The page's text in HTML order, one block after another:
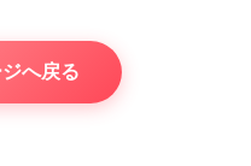
へ戻る